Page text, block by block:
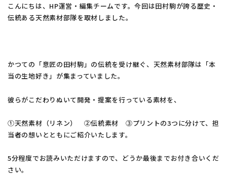
こんにちは、HP運営・編集チームです。今回は田村駒が誇る歴史・
伝統ある天然素材部隊を取材しました。
かつての「意匠の田村駒」の伝統を受け継ぐ、天然素材部隊は「本
当の生地好き」が集まっていました。
彼らがこだわりぬいて開発・提案を行っている素材を、
①天然素材（リネン） ②伝統素材 ③プリントの3つに分けて、担
当者の想いとともにご紹介いたします。
5分程度でお読みいただけますので、どうか最後までお付き合いくだ
さい。